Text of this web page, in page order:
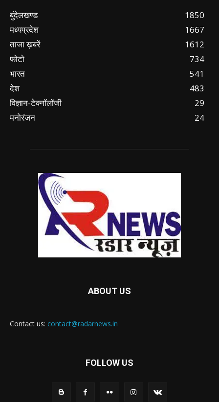
बुंदेलखण्ड
1850
मध्यप्रदेश
1667
ताजा ख़बरें
1612
फोटो
734
भारत
541
देश
483
विज्ञान-टेक्नॉलॉजी
29
मनोरंजन
24
ABOUT US
Contact us: contact@radarnews.in
FOLLOW US